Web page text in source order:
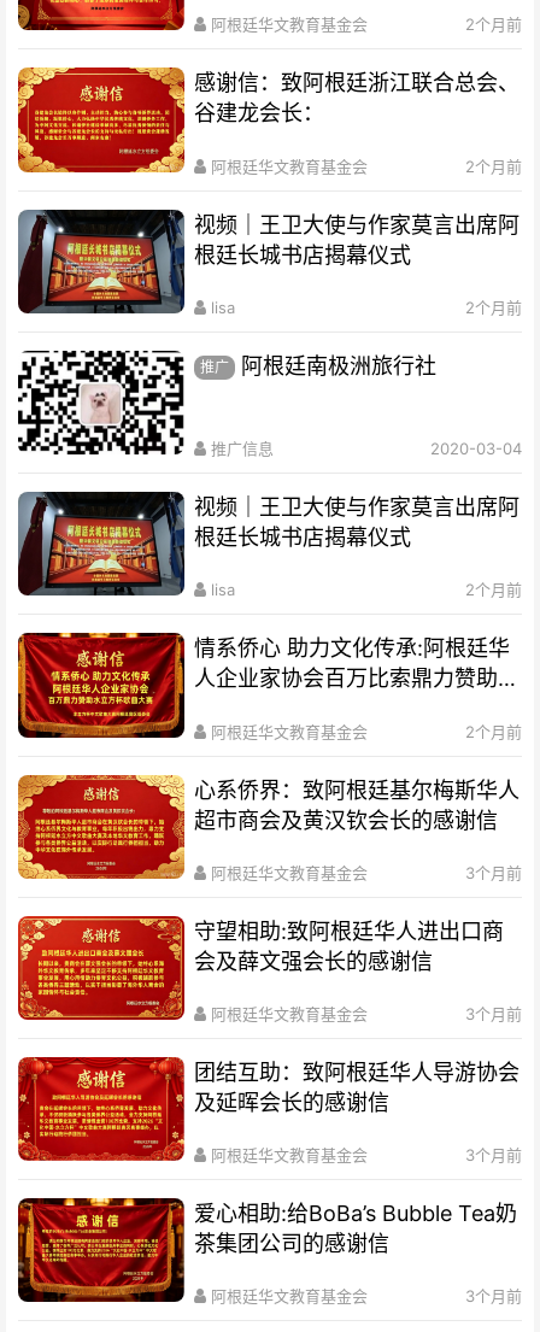
阿根廷华文教育基金会 2个月前
感谢信：致阿根廷浙江联合总会、
谷建龙会长：
阿根廷华文教育基金会 2个月前
视频｜王卫大使与作家莫言出席阿
根廷长城书店揭幕仪式
lisa 2个月前
推广 阿根廷南极洲旅行社
推广信息 2020-03-04
视频｜王卫大使与作家莫言出席阿
根廷长城书店揭幕仪式
lisa 2个月前
情系侨心 助力文化传承:阿根廷华
人企业家协会百万比索鼎力赞助水
阿根廷华文教育基金会 2个月前
心系侨界​：致阿根廷基尔梅斯华人
超市商会及黄汉钦会长的感谢信
阿根廷华文教育基金会 3个月前
守望相助:致阿根廷华人进出口商
会及薛文强会长的感谢信
阿根廷华文教育基金会 3个月前
团结互助：致阿根廷华人导游协会
及延晖会长的感谢信
阿根廷华文教育基金会 3个月前
爱心相助:给BoBa’s Bubble Tea奶
茶集团公司的感谢信
阿根廷华文教育基金会 3个月前